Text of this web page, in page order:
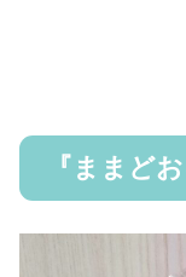
『ままど